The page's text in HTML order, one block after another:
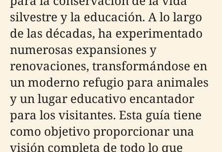
silvestre y la educación. A lo largo
de las décadas, ha experimentado
numerosas expansiones y
renovaciones, transformándose en
un moderno refugio para animales
y un lugar educativo encantador
para los visitantes. Esta guía tiene
como objetivo proporcionar una
visión completa de todo lo que